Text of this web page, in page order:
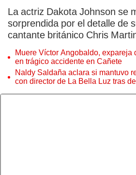
La actriz Dakota Johnson se
sorprendida por el detalle de
cantante británico Chris
Muere Víctor Angobaldo, expareja
en trágico accidente en Cañete
Naldy Saldaña aclara si mantuvo
con director de La Bella Luz tras